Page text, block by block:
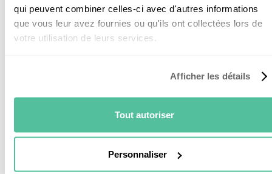
qui peuvent combiner celles-ci avec d'autres informations
que vous leur avez fournies ou qu'ils ont collectées lors de
votre utilisation de leurs services.
Afficher les détails
Tout autoriser
Personnaliser
Est-ce que les CEE sont
cumulables ?
Les primes des certificats d’économies d’énergie